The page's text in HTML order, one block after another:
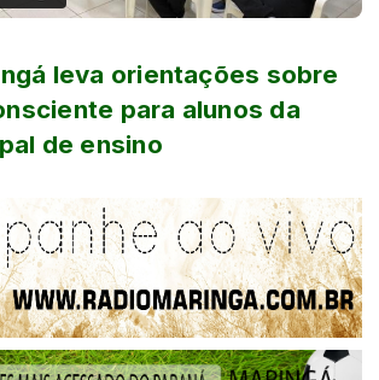
leva orientações sobre
para alunos da
de ensino